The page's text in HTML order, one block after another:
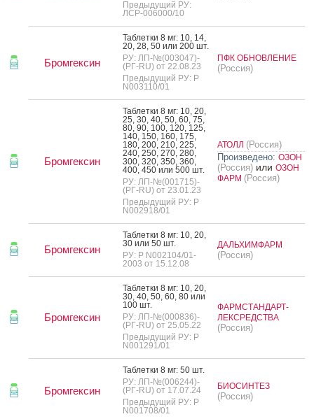
Предыдущий РУ:
ЛСР-006000/10
Бромгексин
Таб­летки 8 мг: 10, 14,
20, 28, 50 или 200 шт.
РУ: ЛП-№(003047)-
(РГ-RU) от 22.08.23
Предыдущий РУ: Р
N003110/01
ПФК ОБНОВЛЕНИЕ
(Россия)
Бромгексин
Таб­летки 8 мг: 10, 20,
25, 30, 40, 50, 60, 75,
80, 90, 100, 120, 125,
140, 150, 160, 175,
180, 200, 210, 225,
240, 250, 270, 280,
300, 320, 350, 360,
400, 450 или 500 шт.
РУ: ЛП-№(001715)-
(РГ-RU) от 23.01.23
Предыдущий РУ: Р
N002918/01
АТОЛЛ (Россия)
Произведено: ОЗОН
(Россия) или ОЗОН
ФАРМ (Россия)
Бромгексин
Таб­летки 8 мг: 10, 20,
30 или 50 шт.
РУ: Р N002104/01-
2003 от 15.12.08
ДАЛЬХИМФАРМ
(Россия)
Бромгексин
Таб­летки 8 мг: 10, 20,
30, 40, 50, 60, 80 или
100 шт.
РУ: ЛП-№(000836)-
(РГ-RU) от 25.05.22
Предыдущий РУ: Р
N001291/01
ФАРМСТАНДАРТ-
ЛЕКСРЕДСТВА
(Россия)
Бромгексин
Таб­летки 8 мг: 50 шт.
РУ: ЛП-№(006244)-
(РГ-RU) от 17.07.24
Предыдущий РУ: Р
N001708/01
БИОСИНТЕЗ
(Россия)